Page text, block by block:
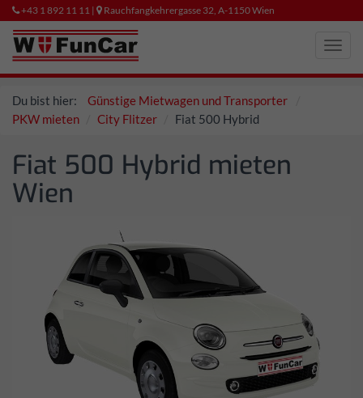
+43 1 892 11 11 | Rauchfangkehrergasse 32, A-1150 Wien
Du bist hier:
Günstige Mietwagen und Transporter
PKW mieten
City Flitzer Fiat 500 Hybrid
Fiat 500 Hybrid mieten
Wien